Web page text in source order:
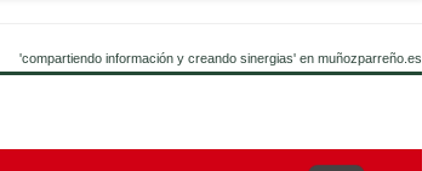
'compartiendo información y creando sinergias' en muñozparreño.es